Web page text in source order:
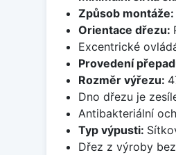
Způsob montáže:
Orientace dřezu:
Excentrické
Provedení
Rozměr výřezu:
Dno dřezu je
Antibakteriální
Typ výpusti:
Dřez z výroby